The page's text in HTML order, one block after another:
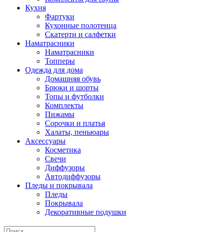
Кухня
Фартуки
Кухонные полотенца
Скатерти и салфетки
Наматрасники
Наматрасники
Топперы
Одежда для дома
Домашняя обувь
Брюки и шорты
Топы и футболки
Комплекты
Пижамы
Сорочки и платья
Халаты, пеньюары
Аксессуары
Косметика
Свечи
Диффузоры
Автодиффузоры
Пледы и покрывала
Пледы
Покрывала
Декоративные подушки